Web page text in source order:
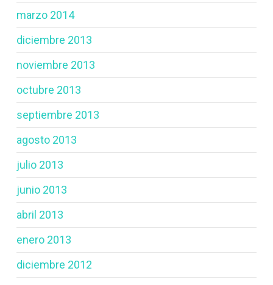
marzo 2014
diciembre 2013
noviembre 2013
octubre 2013
septiembre 2013
agosto 2013
julio 2013
junio 2013
abril 2013
enero 2013
diciembre 2012